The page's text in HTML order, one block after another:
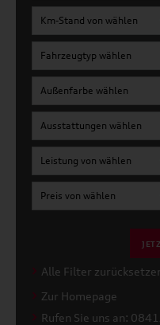
Km-Stand von wählen
Fahrzeugtyp wählen
Außenfarbe wählen
Ausstattungen wählen
Leistung von wählen
Preis von wählen
Alle Filter
Zur Homepage
Rufen Sie uns an: